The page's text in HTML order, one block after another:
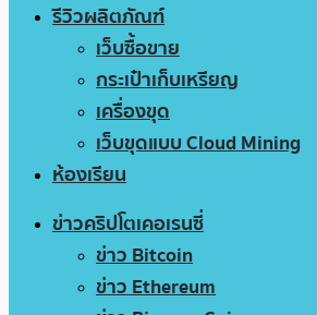
รีวิวผลิตภัณฑ์
เว็บซื้อขาย
กระเป๋าเก็บเหรียญ
เครื่องขุด
เว็บขุดแบบ Cloud Mining
ห้องเรียน
ข่าวคริปโตเคอเรนซี่
ข่าว Bitcoin
ข่าว Ethereum